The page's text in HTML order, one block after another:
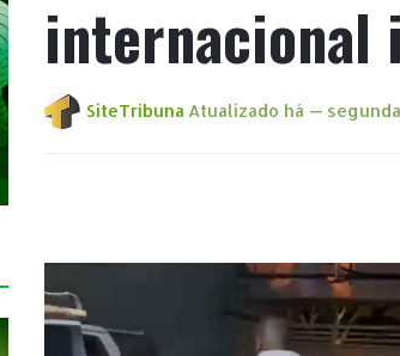
internacional
SiteTribuna Atualizado há —